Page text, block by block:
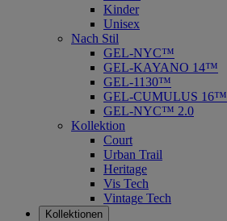
Kinder
Unisex
Nach Stil
GEL-NYC™
GEL-KAYANO 14™
GEL-1130™
GEL-CUMULUS 16™
GEL-NYC™ 2.0
Kollektion
Court
Urban Trail
Heritage
Vis Tech
Vintage Tech
Kollektionen